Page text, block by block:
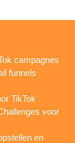
campagnes
funnels
TikTok
voor
en